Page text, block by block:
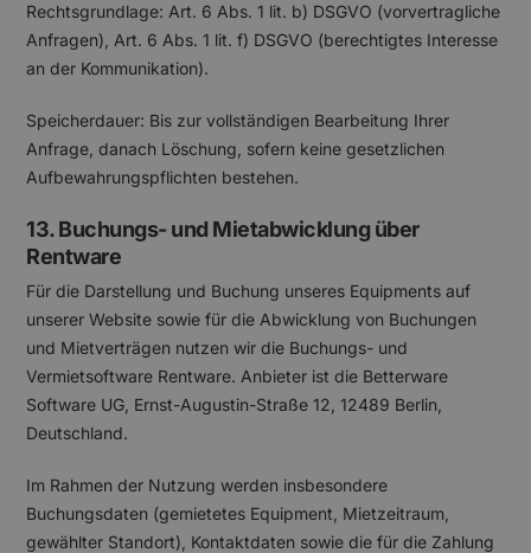
Rechtsgrundlage: Art. 6 Abs. 1 lit. b) DSGVO (vorvertragliche
Anfragen), Art. 6 Abs. 1 lit. f) DSGVO (berechtigtes Interesse
an der Kommunikation).
Speicherdauer: Bis zur vollständigen Bearbeitung Ihrer
Anfrage, danach Löschung, sofern keine gesetzlichen
Aufbewahrungspflichten bestehen.
13. Buchungs- und Mietabwicklung über
Rentware
Für die Darstellung und Buchung unseres Equipments auf
unserer Website sowie für die Abwicklung von Buchungen
und Mietverträgen nutzen wir die Buchungs- und
Vermietsoftware Rentware. Anbieter ist die Betterware
Software UG, Ernst-Augustin-Straße 12, 12489 Berlin,
Deutschland.
Im Rahmen der Nutzung werden insbesondere
Buchungsdaten (gemietetes Equipment, Mietzeitraum,
gewählter Standort), Kontaktdaten sowie die für die Zahlung